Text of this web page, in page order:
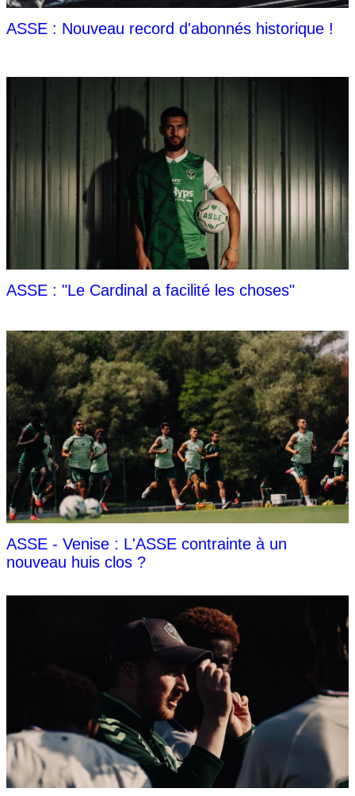
ASSE : Nouveau record d'abonnés historique !
ASSE : "Le Cardinal a facilité les choses"
ASSE - Venise : L'ASSE contrainte à un
nouveau huis clos ?